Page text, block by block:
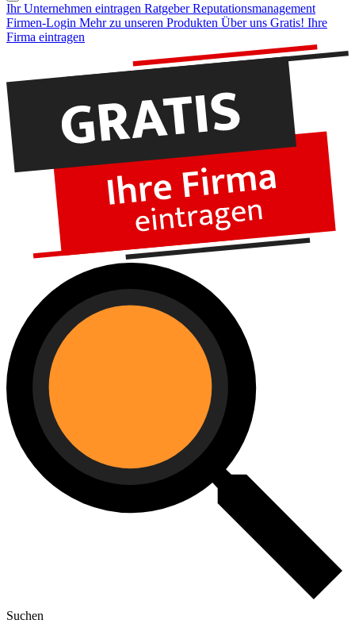
Ihr Unternehmen eintragen Ratgeber Reputationsmanagement
Firmen-Login Mehr zu unseren Produkten Über uns Gratis! Ihre
Firma eintragen
Suchen